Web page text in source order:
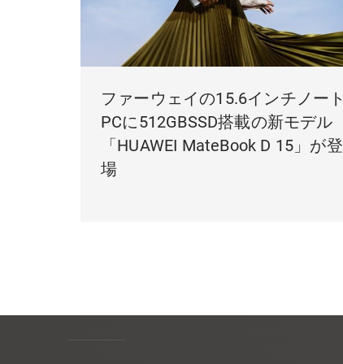
ファーウェイの15.6インチノート
PCに512GBSSD搭載の新モデル
「HUAWEI MateBook D 15」が登
場